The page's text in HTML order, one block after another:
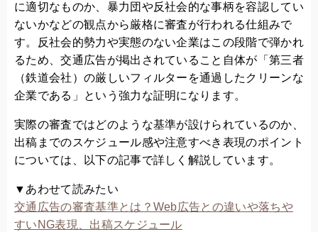
に適切なものか、暴力団や反社会的な事柄を容認してい
ないかなどの観点から厳格に審査が行われる仕組みで
す。反社会的勢力や実態のない企業はこの段階で弾かれ
るため、交通広告が掲出されていること自体が「第三者
（鉄道会社）の厳しいフィルターを通過したクリーンな
企業である」という強力な証明になります。
実際の審査ではどのような基準が設けられているのか、
出稿までのスケジュール感や注意すべき表現のポイント
については、以下の記事で詳しく解説しています。
▼あわせて読みたい
交通広告の審査基準とは？Web広告との違いや落ちや
すいNG表現、出稿スケジュール